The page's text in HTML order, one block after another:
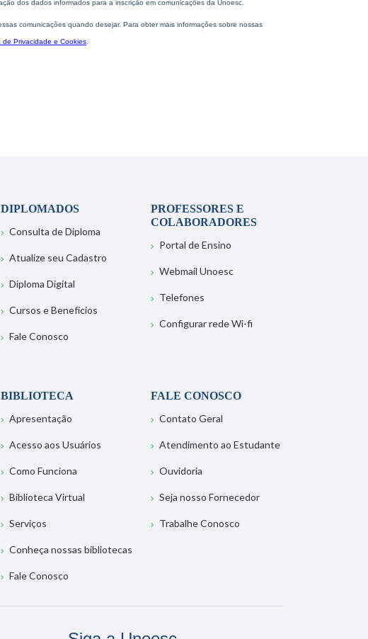
DIPLOMADOS
Consulta de Diploma
Atualize seu Cadastro
Diploma Digital
Cursos e Benefícios
Fale Conosco
PROFESSORES E
COLABORADORES
Portal de Ensino
Webmail Unoesc
Telefones
Configurar rede Wi-fi
BIBLIOTECA
Apresentação
Acesso aos Usuários
Como Funciona
Biblioteca Virtual
Serviços
Conheça nossas bibliotecas
Fale Conosco
FALE CONOSCO
Contato Geral
Atendimento ao Estudante
Ouvidoria
Seja nosso Fornecedor
Trabalhe Conosco